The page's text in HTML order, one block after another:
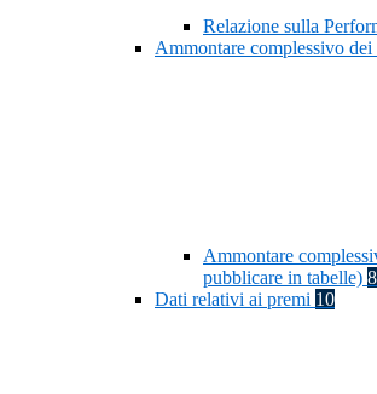
Relazione sulla
Ammontare complessivo dei
Ammontare
pubblicare in tabelle) 8
Dati relativi ai premi 10